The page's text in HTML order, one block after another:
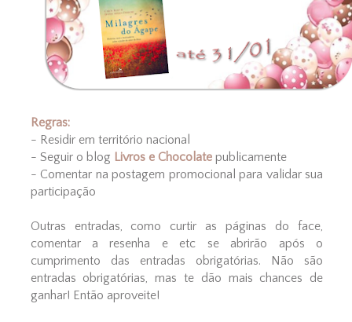
Regras:
- Residir em território nacional
- Seguir o blog Livros e Chocolatepublicamente
- Comentar na postagem promocional para validar sua
participação
Outras entradas, como curtir as páginas do face,
comentar a resenha e etc se abrirão após o
cumprimento das entradas obrigatórias. Não são
entradas obrigatórias, mas te dão mais chances de
ganhar! Então aproveite!